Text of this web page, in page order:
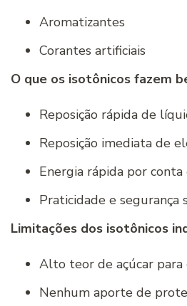
Aromatizantes
Corantes artificiais
O que os isotônicos fazem
Reposição rápida de
Reposição imediata de
Energia rápida por conta
Praticidade e segurança
Limitações dos isotônicos
Alto teor de açúcar
Nenhum aporte de